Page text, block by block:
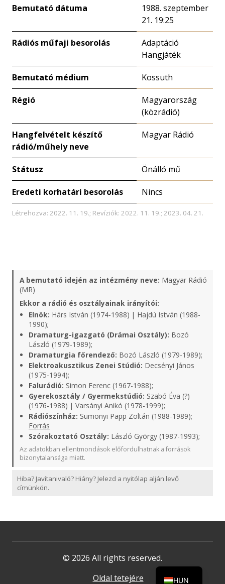
Bemutató dátuma
1988. szeptember
21. 19:25
Rádiós műfaji besorolás
Adaptáció
Hangjáték
Bemutató médium Kossuth
Régió
Magyarország
(közrádió)
Hangfelvételt készítő
rádió/műhely neve
Magyar Rádió
Státusz Önálló mű
Eredeti korhatári besorolás Nincs
Létrehozva: 2022. 11. 19.; Revíziók: 2022. 11. 19.; 2023. 04. 21.
A bemutató idején az intézmény neve: Magyar Rádió
(MR)
Ekkor a rádió és osztályainak irányítói:
Elnök: Hárs István (1974-1988) | Hajdú István (1988-
1990);
Dramaturg-igazgató (Drámai Osztály): Bozó
László (1979-1989);
Dramaturgia főrendező: Bozó László (1979-1989);
Elektroakusztikus Zenei Stúdió: Decsényi János
(1975-1994);
Falurádió: Simon Ferenc (1967-1988);
Gyerekosztály / Gyermekstúdió: Szabó Éva (?)
(1976-1988) | Varsányi Anikó (1978-1999);
Rádiószínház: Sumonyi Papp Zoltán (1988-1989);
Forrás
Szórakoztató Osztály: László György (1987-1993);
Az adatokban ellentmondások előfordulhatnak a források
bizonytalansága miatt.
Hiba? Javítanivaló? Hiány? Jelezd a nyitólap alján levő
címünkön.
© 2026 All rights reserved.
Oldal tetejére
HUN